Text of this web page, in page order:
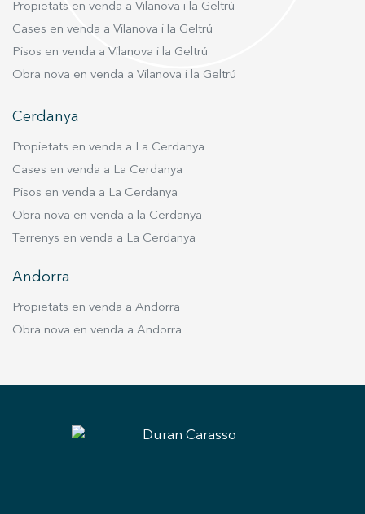
Propietats en venda a Vilanova i la Geltrú
Cases en venda a Vilanova i la Geltrú
Pisos en venda a Vilanova i la Geltrú
Obra nova en venda a Vilanova i la Geltrú
Cerdanya
Propietats en venda a La Cerdanya
Cases en venda a La Cerdanya
Pisos en venda a La Cerdanya
Obra nova en venda a la Cerdanya
Terrenys en venda a La Cerdanya
Andorra
Propietats en venda a Andorra
Obra nova en venda a Andorra